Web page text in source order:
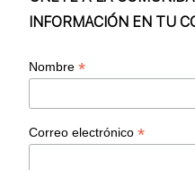
INFORMACIÓN EN TU
Nombre*
Correo electrónico*